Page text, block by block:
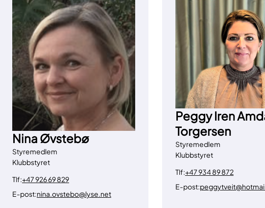
Nina Øvstebø
Styremedlem
Klubbstyret
Tlf:+47 926 69 829
E-post:nina.ovstebo@lyse.net
Peggy Iren
Torgersen
Styremedlem
Klubbstyret
Tlf:+47 934 89 872
E-post: